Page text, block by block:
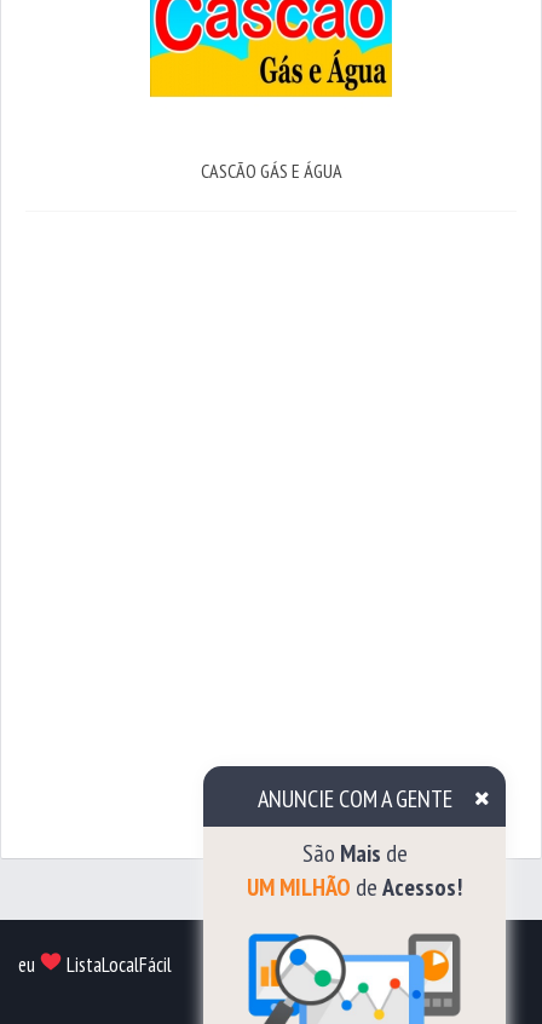
ANUNCIE COM A GENTE
São Maisde
UM MILHÃOdeAcessos!
CASCÃO GÁS E ÁGUA
eu ListaLocalFácil
Lista Local Fácil Editora de Listas Telefônicas